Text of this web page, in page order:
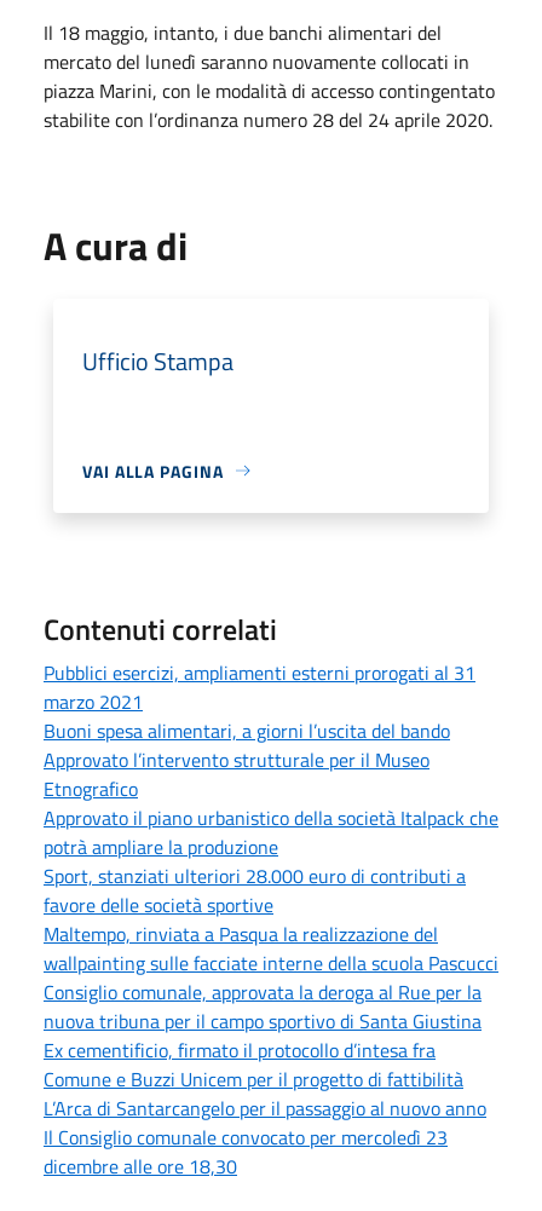
Il 18 maggio, intanto, i due banchi alimentari del
mercato del lunedì saranno nuovamente collocati in
piazza Marini, con le modalità di accesso contingentato
stabilite con l’ordinanza numero 28 del 24 aprile 2020.
A cura di
Ufficio Stampa
VAI ALLA PAGINA
Contenuti correlati
Pubblici esercizi, ampliamenti esterni prorogati al 31
marzo 2021
Buoni spesa alimentari, a giorni l’uscita del bando
Approvato l’intervento strutturale per il Museo
Etnografico
Approvato il piano urbanistico della società Italpack che
potrà ampliare la produzione
Sport, stanziati ulteriori 28.000 euro di contributi a
favore delle società sportive
Maltempo, rinviata a Pasqua la realizzazione del
wallpainting sulle facciate interne della scuola Pascucci
Consiglio comunale, approvata la deroga al Rue per la
nuova tribuna per il campo sportivo di Santa Giustina
Ex cementificio, firmato il protocollo d’intesa fra
Comune e Buzzi Unicem per il progetto di fattibilità
L’Arca di Santarcangelo per il passaggio al nuovo anno
Il Consiglio comunale convocato per mercoledì 23
dicembre alle ore 18,30